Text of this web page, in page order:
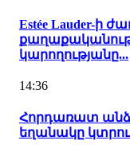
Estée Lauder-ի
կարողությանը...
14:36
Հորդառատ
եղանակը